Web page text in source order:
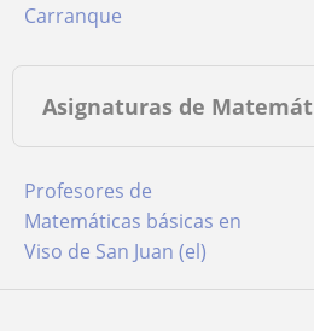
Carranque
Asignaturas de
Profesores de
Matemáticas básicas en
Viso de San Juan (el)